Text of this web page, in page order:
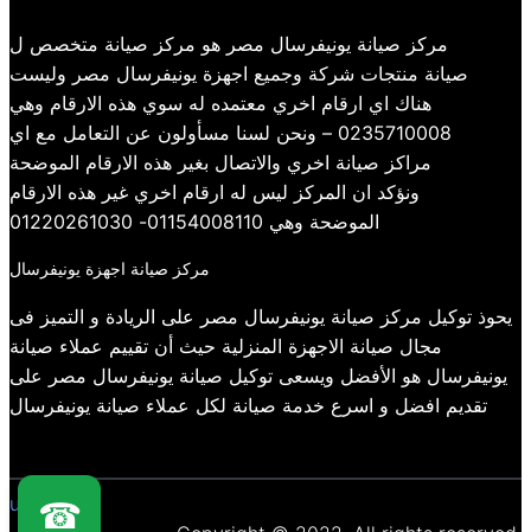
مركز صيانة يونيفرسال مصر هو مركز صيانة متخصص ل
صيانة منتجات شركة وجميع اجهزة يونيفرسال مصر وليست
هناك اي ارقام اخري معتمده له سوي هذه الارقام وهي
0235710008 – ونحن لسنا مسأولون عن التعامل مع اي
مراكز صيانة اخري والاتصال بغير هذه الارقام الموضحة
ونؤكد ان المركز ليس له ارقام اخري غير هذه الارقام
الموضحة وهي 01154008110- 01220261030
مركز صيانة اجهزة يونيفرسال
يحوذ توكيل مركز صيانة يونيفرسال مصر على الريادة و التميز فى
مجال صيانة الاجهزة المنزلية حيث أن تقييم عملاء صيانة
يونيفرسال هو الأفضل ويسعى توكيل صيانة يونيفرسال مصر على
تقديم افضل و اسرع خدمة صيانة لكل عملاء صيانة يونيفرسال
universal
☎